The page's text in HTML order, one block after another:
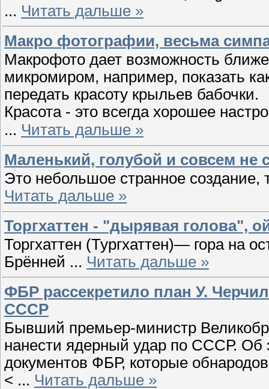
... Читать дальше »
Макро фотографии, весьма
Макрофото дает возможность
микромиром, например, показать
передать красоту крыльев бабочки.
Красота - это всегда хорошее
... Читать дальше »
Маленький, голубой и совсем не
Это небольшое странное создание,
Читать дальше »
Торгхаттен - "дырявая голова",
Торгхаттен (Тургхаттен)— гора на
Брённей ... Читать дальше »
ФБР рассекретило план У.
СССР
Бывший премьер-министр
нанести ядерный удар по СССР. Об
документов ФБР, которые
< ... Читать дальше »